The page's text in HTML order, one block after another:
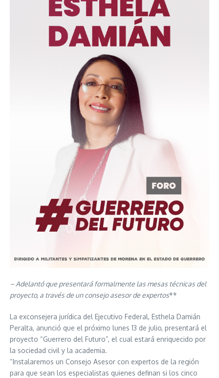
– Adelantó que presentará formalmente las mesas técnicas del
proyecto, a través de un consejo asesor de expertos**
La exconsejera jurídica del Ejecutivo Federal, Esthela Damián
Peralta, anunció que el próximo lunes 13 de julio, presentará el
proyecto “Guerrero del Futuro”, el cual estará enriquecido por
la sociedad civil y la academia.
“Instalaremos un Consejo Asesor con expertos de la región
para que sean los especialistas quienes definan si los cinco